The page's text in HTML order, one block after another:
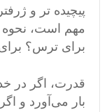
پیچیده تر و
مهم است، نحوه
برای ترس؟
قدرت، اگر در
بار می‌آورد و